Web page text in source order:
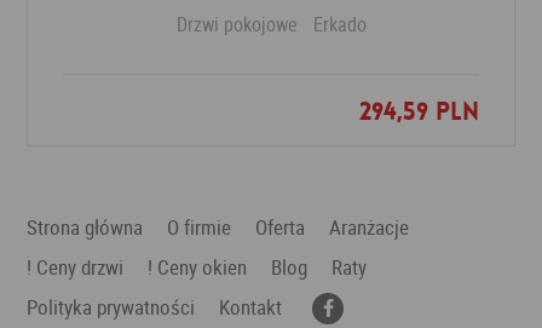
Drzwi pokojowe Erkado
294,59 PLN
Dodaj do ulubionych
Strona główna O firmie Oferta
Aranżacje
! Ceny drzwi
! Ceny okien Blog
Raty
Polityka prywatności
Kontakt